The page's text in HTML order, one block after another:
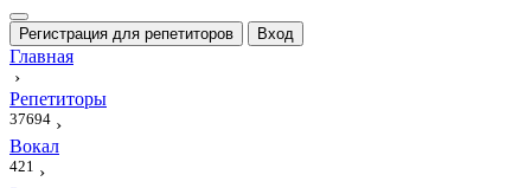
Регистрация для репетиторов Вход
Главная
›
Репетиторы
37694 ›
Вокал
421 ›